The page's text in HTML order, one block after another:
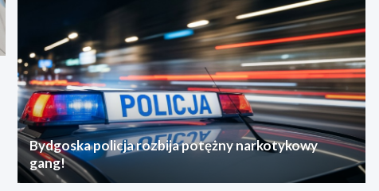
Bydgoska policja rozbija potężny narkotykowy
gang!